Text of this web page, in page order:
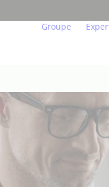
Groupe
Nos
Gouvernance
En chiffres
Les équipes